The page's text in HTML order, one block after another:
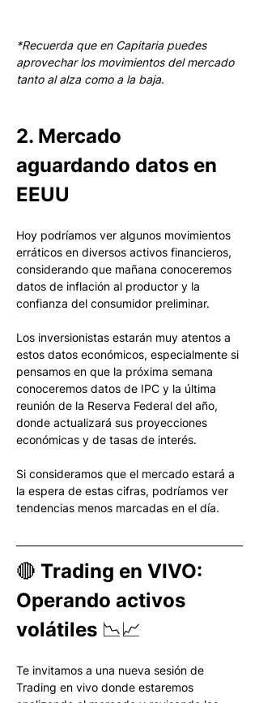
*Recuerda que en Capitaria puedes
aprovechar los movimientos del mercado
tanto al alza como a la baja.
2. Mercado
aguardando datos en
EEUU
Hoy podríamos ver algunos movimientos
erráticos en diversos activos financieros,
considerando que mañana conoceremos
datos de inflación al productor y la
confianza del consumidor preliminar.
Los inversionistas estarán muy atentos a
estos datos económicos, especialmente si
pensamos en que la próxima semana
conoceremos datos de IPC y la última
reunión de la Reserva Federal del año,
donde actualizará sus proyecciones
económicas y de tasas de interés.
Si consideramos que el mercado estará a
la espera de estas cifras, podríamos ver
tendencias menos marcadas en el día.
🔴 Trading en VIVO:
Operando activos
volátiles 📉📈
Te invitamos a una nueva sesión de
Trading en vivo donde estaremos